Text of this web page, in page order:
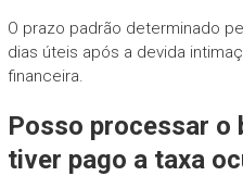
O prazo padrão determinado
dias úteis após a devida
financeira.
Posso processar o
tiver pago a taxa